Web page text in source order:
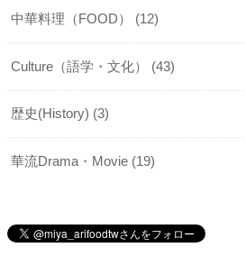
中華料理（FOOD） (12)
Culture（語学・文化） (43)
歴史(History) (3)
華流Drama・Movie (19)